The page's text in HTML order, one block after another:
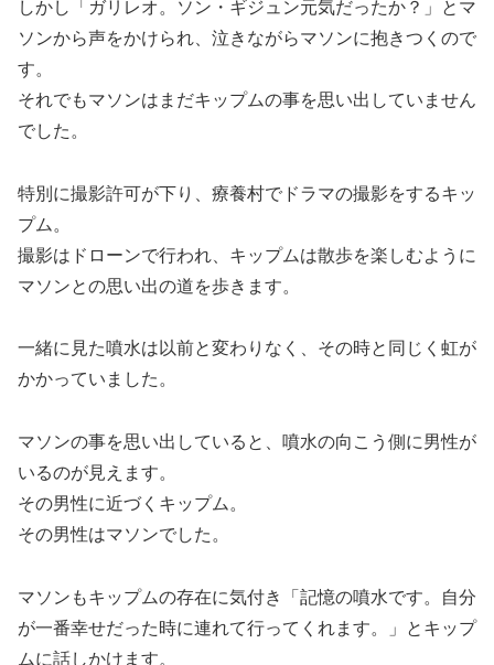
しかし「ガリレオ。ソン・ギジュン元気だったか？」とマ
ソンから声をかけられ、泣きながらマソンに抱きつくので
す。
それでもマソンはまだキップムの事を思い出していません
でした。
特別に撮影許可が下り、療養村でドラマの撮影をするキッ
プム。
撮影はドローンで行われ、キップムは散歩を楽しむように
マソンとの思い出の道を歩きます。
一緒に見た噴水は以前と変わりなく、その時と同じく虹が
かかっていました。
マソンの事を思い出していると、噴水の向こう側に男性が
いるのが見えます。
その男性に近づくキップム。
その男性はマソンでした。
マソンもキップムの存在に気付き「記憶の噴水です。自分
が一番幸せだった時に連れて行ってくれます。」とキップ
ムに話しかけます。